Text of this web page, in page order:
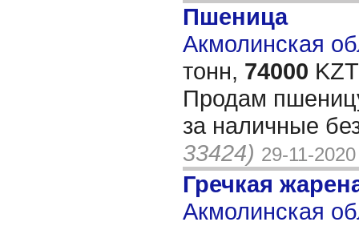
Пшеница
Акмолинская
тонн, 74000
Продам
за наличные
33424) 29-11-2020
Гречкая
Акмолинская